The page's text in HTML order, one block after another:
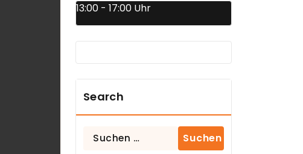
13:00 - 17:00 Uhr
Search
Suchen